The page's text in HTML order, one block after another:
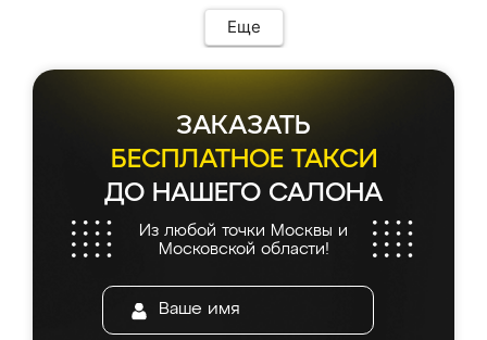
Еще
ЗАКАЗАТЬ
БЕСПЛАТНОЕ ТАКСИ
ДО НАШЕГО САЛОНА
Из любой точки Москвы и
Московской области!